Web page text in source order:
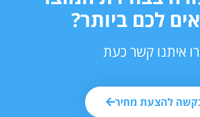
לכם ביותר?
איתנו קשר כעת
להצעת מחיר